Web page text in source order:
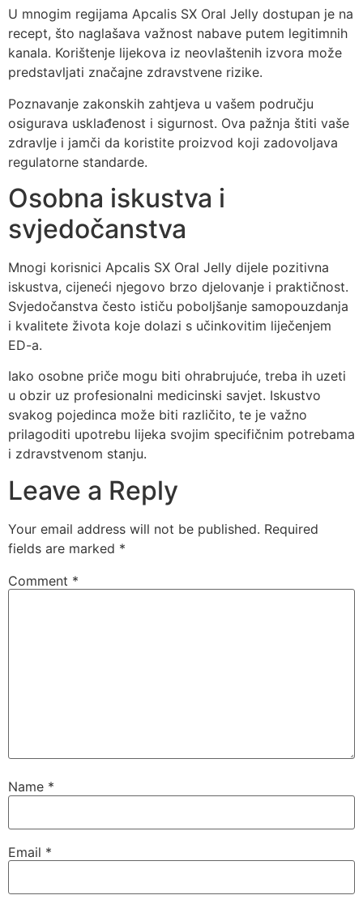
U mnogim regijama Apcalis SX Oral Jelly dostupan je na
recept, što naglašava važnost nabave putem legitimnih
kanala. Korištenje lijekova iz neovlaštenih izvora može
predstavljati značajne zdravstvene rizike.
Poznavanje zakonskih zahtjeva u vašem području
osigurava usklađenost i sigurnost. Ova pažnja štiti vaše
zdravlje i jamči da koristite proizvod koji zadovoljava
regulatorne standarde.
Osobna iskustva i
svjedočanstva
Mnogi korisnici Apcalis SX Oral Jelly dijele pozitivna
iskustva, cijeneći njegovo brzo djelovanje i praktičnost.
Svjedočanstva često ističu poboljšanje samopouzdanja
i kvalitete života koje dolazi s učinkovitim liječenjem
ED-a.
Iako osobne priče mogu biti ohrabrujuće, treba ih uzeti
u obzir uz profesionalni medicinski savjet. Iskustvo
svakog pojedinca može biti različito, te je važno
prilagoditi upotrebu lijeka svojim specifičnim potrebama
i zdravstvenom stanju.
Leave a Reply
Your email address will not be published. Required
fields are marked *
Comment *
Name *
Email *